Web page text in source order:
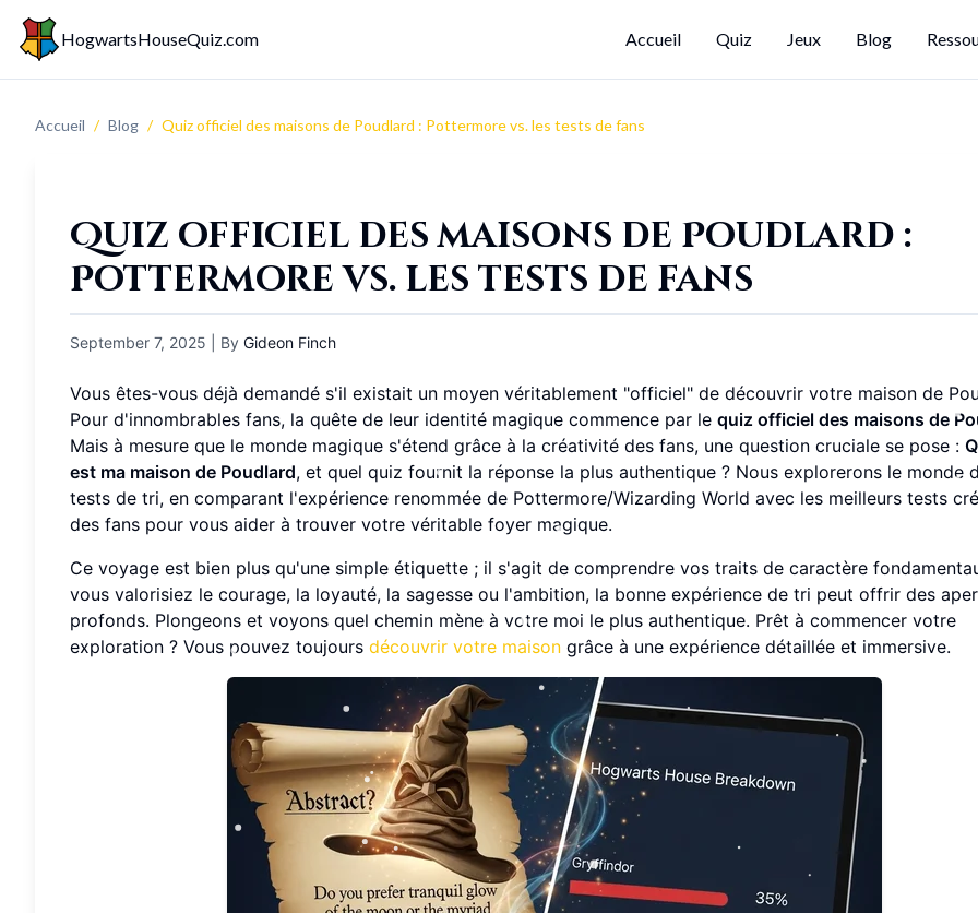
HogwartsHouseQuiz.com Accueil Quiz Jeux Blog
Accueil / Blog / Quiz officiel des maisons de Poudlard : Pottermore vs. les tests de fans
Quiz officiel des maisons de Poudlard :
Pottermore vs. les tests de fans
September 7, 2025 | By Gideon Finch
Vous êtes-vous déjà demandé s'il existait un moyen véritablement "officiel" de découvrir votre maison de
Pour d'innombrables fans, la quête de leur identité magique commence par le quiz officiel des maisons de
Mais à mesure que le monde magique s'étend grâce à la créativité des fans, une question cruciale se pose :
est ma maison de Poudlard, et quel quiz fournit la réponse la plus authentique ? Nous explorerons le monde
tests de tri, en comparant l'expérience renommée de Pottermore/Wizarding World avec les meilleurs tests
des fans pour vous aider à trouver votre véritable foyer magique.
Ce voyage est bien plus qu'une simple étiquette ; il s'agit de comprendre vos traits de caractère
vous valorisiez le courage, la loyauté, la sagesse ou l'ambition, la bonne expérience de tri peut offrir des
profonds. Plongeons et voyons quel chemin mène à votre moi le plus authentique. Prêt à commencer votre
exploration ? Vous pouvez toujours découvrir votre maison grâce à une expérience détaillée et immersive.